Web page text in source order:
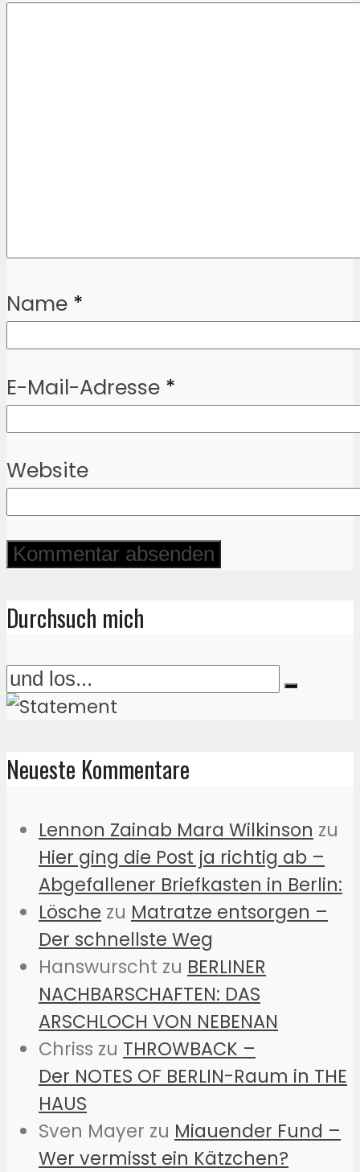
Name *
E-Mail-Adresse *
Website
Durchsuch mich
Neueste Kommentare
Lennon Zainab Mara Wilkinson zu
Hier ging die Post ja richtig ab –
Abgefallener Briefkasten in Berlin:
Lösche zu Matratze entsorgen –
Der schnellste Weg
Hanswurscht zu BERLINER
NACHBARSCHAFTEN: DAS
ARSCHLOCH VON NEBENAN
Chriss zu THROWBACK –
Der NOTES OF BERLIN-Raum in THE
HAUS
Sven Mayer zu Miauender Fund –
Wer vermisst ein Kätzchen?